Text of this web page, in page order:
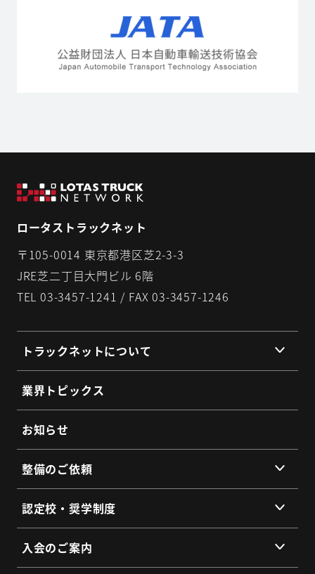
ロータストラックネット
〒105-0014 東京都港区芝2-3-3
JRE芝二丁目大門ビル 6階
TEL 03-3457-1241 / FAX 03-3457-1246
トラックネットについて
組織理念
組織概要
代表挨拶
提携企業・団体一覧
総会・地区会・研修会
会員同士のネットワークづくり
SDGs宣言
業界トピックス
お知らせ
整備のご依頼
提供サービス
サービス拠点
よくあるご質問
整備・メンテナンス依頼フォーム
認定校・奨学制度
認定校制度について
全国トラックネット企業紹介
入会のご案内